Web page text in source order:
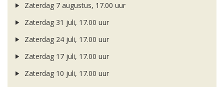
Zaterdag 7 augustus, 17.00 uur
Zaterdag 31 juli, 17.00 uur
Zaterdag 24 juli, 17.00 uur
Zaterdag 17 juli, 17.00 uur
Zaterdag 10 juli, 17.00 uur